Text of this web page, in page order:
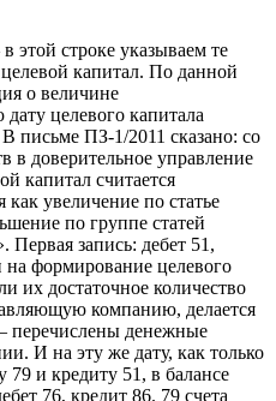
в этой строке указываем те
капитал. По данной
о величине
целевого капитала
письме ПЗ-1/2011 сказано: со
в доверительное управление
капитал считается
увеличение по статье
по группе статей
Первая запись: дебет 51,
на формирование целевого
их достаточное количество
компанию, делается
перечислены денежные
И на эту же дату, как только
79 и кредиту 51, в балансе
76, кредит 86. 79 счета